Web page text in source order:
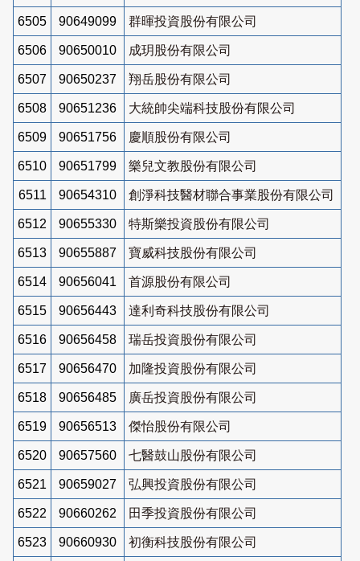
6505 90649099 群暉投資股份有限公司
6506 90650010 成玥股份有限公司
6507 90650237 翔岳股份有限公司
6508 90651236 大統帥尖端科技股份有限公司
6509 90651756 慶順股份有限公司
6510 90651799 樂兒文教股份有限公司
6511 90654310 創淨科技醫材聯合事業股份有限公司
6512 90655330 特斯樂投資股份有限公司
6513 90655887 寶威科技股份有限公司
6514 90656041 首源股份有限公司
6515 90656443 達利奇科技股份有限公司
6516 90656458 瑞岳投資股份有限公司
6517 90656470 加隆投資股份有限公司
6518 90656485 廣岳投資股份有限公司
6519 90656513 傑怡股份有限公司
6520 90657560 七醫鼓山股份有限公司
6521 90659027 弘興投資股份有限公司
6522 90660262 田季投資股份有限公司
6523 90660930 初衡科技股份有限公司